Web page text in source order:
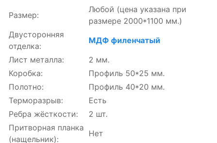
Размер:
Любой (цена указана при
размере 2000*1100 мм.)
Двусторонняя
отделка:
МДФ филенчатый
Лист металла:
2 мм.
Коробка:
Профиль 50*25 мм.
Полотно:
Профиль 40*20 мм.
Терморазрыв:
Есть
Ребра жёсткости:
2 шт.
Притворная планка
(нащельник):
Нет